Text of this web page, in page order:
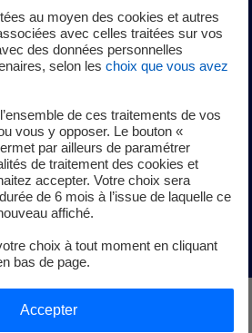
à poissons définie avec
3/s – 2000 m 3/s), les hauteurs de
le fonctionnement de la
dégrilleur et du nettoyage des
: C’est l’automate de la
le débit d'entrée de la Rive Est
de la turbine qui fournit
consommation électrique de la
au moyen des cookies et autres
avec celles traitées sur vos
des données personnelles
selon les choix que vous avez
de ces traitements de vos
vous y opposer. Le bouton «
par ailleurs de paramétrer
de traitement des cookies et
accepter. Votre choix sera
de 6 mois à l’issue de laquelle ce
affiché.
choix à tout moment en cliquant
bas de page.
Accepter